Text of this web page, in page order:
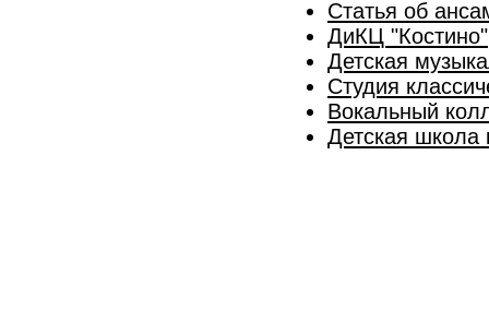
Статья об
ДиКЦ "Костино"
Детская
Студия
Вокальный
Детская